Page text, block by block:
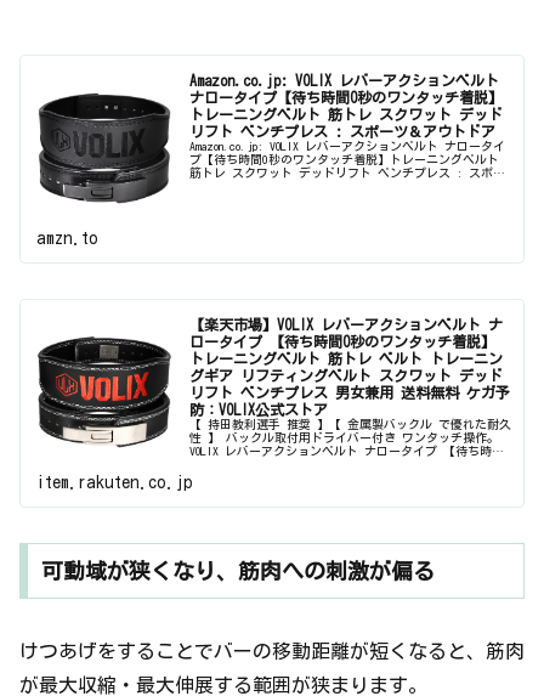
Amazon.co.jp: VOLIX レバーアクションベルト
ナロータイプ【待ち時間0秒のワンタッチ着脱】
トレーニングベルト 筋トレ スクワット デッド
リフト ベンチプレス : スポーツ＆アウトドア
Amazon.co.jp: VOLIX レバーアクションベルト ナロータイ
プ【待ち時間0秒のワンタッチ着脱】トレーニングベルト
筋トレ スクワット デッドリフト ベンチプレス : スポー
amzn.to
【楽天市場】VOLIX レバーアクションベルト ナ
ロータイプ 【待ち時間0秒のワンタッチ着脱】
トレーニングベルト 筋トレ ベルト トレーニン
グギア リフティングベルト スクワット デッド
リフト ベンチプレス 男女兼用 送料無料 ケガ予
防：VOLIX公式ストア
【 持田教利選手 推奨 】【 金属製バックル で優れた耐久
性 】 バックル取付用ドライバー付き ワンタッチ操作。
VOLIX レバーアクションベルト ナロータイプ 【待ち時間0
トレーニ...
item.rakuten.co.jp
可動域が狭くなり、筋肉への刺激が偏る
けつあげをすることでバーの移動距離が短くなると、筋肉
が最大収縮・最大伸展する範囲が狭まります。